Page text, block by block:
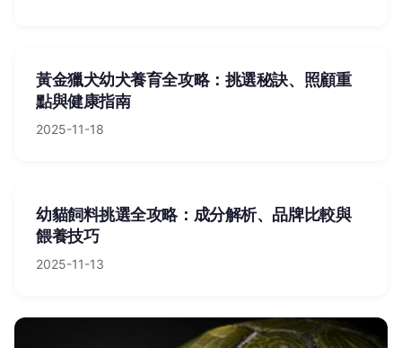
黃金獵犬幼犬養育全攻略：挑選秘訣、照顧重
點與健康指南
2025-11-18
幼貓飼料挑選全攻略：成分解析、品牌比較與
餵養技巧
2025-11-13